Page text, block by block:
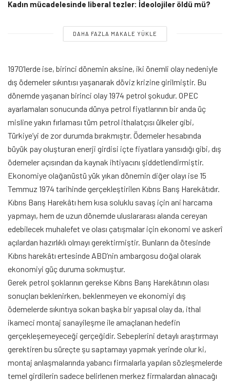
Kadın mücadelesinde liberal tezler: İdeolojiler öldü mü?
DAHA FAZLA MAKALE YÜKLE
1970’lerde ise, birinci dönemin aksine, iki önemli olay nedeniyle
dış ödemeler sıkıntısı yaşanarak döviz krizine girilmiştir. Bu
dönemde yaşanan birinci olay 1974 petrol şokudur. OPEC
ayarlamaları sonucunda dünya petrol fiyatlarının bir anda üç
misline yakın fırlaması tüm petrol ithalatçısı ülkeler gibi,
Türkiye’yi de zor durumda bırakmıştır. Ödemeler hesabında
büyük pay oluşturan enerji girdisi içte fiyatlara yansıdığı gibi, dış
ödemeler açısından da kaynak ihtiyacını şiddetlendirmiştir.
Ekonomiye olağanüstü yük yıkan dönemin diğer olayı ise 15
Temmuz 1974 tarihinde gerçekleştirilen Kıbrıs Barış Harekâtıdır.
Kıbrıs Barış Harekâtı hem kısa soluklu savaş için ani harcama
yapmayı, hem de uzun dönemde uluslararası alanda cereyan
edebilecek muhalefet ve olası çatışmalar için ekonomi ve askerî
açılardan hazırlıklı olmayı gerektirmiştir. Bunların da ötesinde
Kıbrıs harekâtı ertesinde ABD’nin ambargosu doğal olarak
ekonomiyi güç duruma sokmuştur.
Gerek petrol şoklarının gerekse Kıbrıs Barış Harekâtının olası
sonuçları beklenirken, beklenmeyen ve ekonomiyi dış
ödemelerde sıkıntıya sokan başka bir yapısal olay da, ithal
ikameci montaj sanayileşme ile amaçlanan hedefin
gerçekleşemeyeceği gerçeğidir. Sebeplerini detaylı araştırmayı
gerektiren bu süreçte şu saptamayı yapmak yerinde olur ki,
montaj anlaşmalarında yabancı firmalarla yapılan sözleşmelerde
temel girdilerin sadece belirlenen merkez firmalardan alınacağı